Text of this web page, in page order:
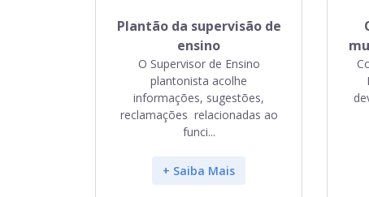
Plantão da supervisão de
ensino
O Supervisor de Ensino
plantonista acolhe
informações, sugestões,
reclamações relacionadas ao
funci...
+ Saiba Mais